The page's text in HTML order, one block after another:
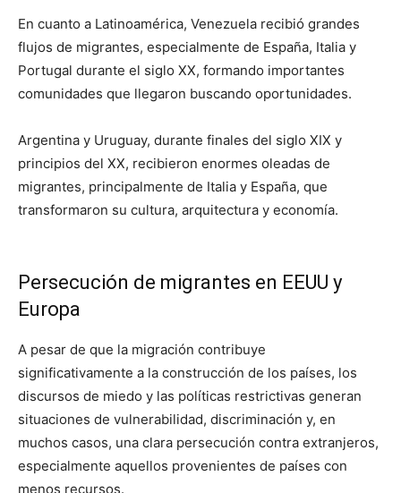
En cuanto a Latinoamérica, Venezuela recibió grandes
flujos de migrantes, especialmente de España, Italia y
Portugal durante el siglo XX, formando importantes
comunidades que llegaron buscando oportunidades.
Argentina y Uruguay, durante finales del siglo XIX y
principios del XX, recibieron enormes oleadas de
migrantes, principalmente de Italia y España, que
transformaron su cultura, arquitectura y economía.
Persecución de migrantes en EEUU y
Europa
A pesar de que la migración contribuye
significativamente a la construcción de los países, los
discursos de miedo y las políticas restrictivas generan
situaciones de vulnerabilidad, discriminación y, en
muchos casos, una clara persecución contra extranjeros,
especialmente aquellos provenientes de países con
menos recursos.